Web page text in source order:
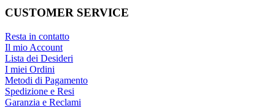
CUSTOMER SERVICE
Resta in contatto
Il mio Account
Lista dei Desideri
I miei Ordini
Metodi di Pagamento
Spedizione e Resi
Garanzia e Reclami